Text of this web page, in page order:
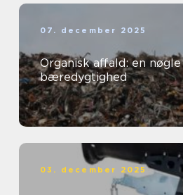
07. december 2025
Organisk affald: en
bæredygtighed
03. december 2025